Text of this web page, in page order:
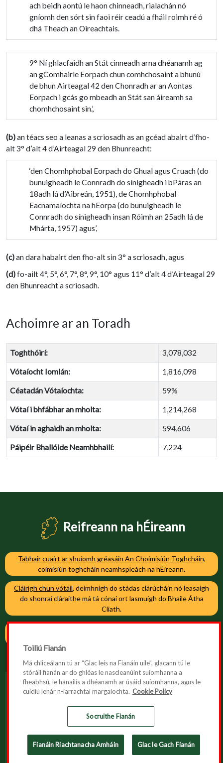
ach beidh aontú le haon chinneadh, rialachán nó
gníomh den sórt sin faoi réir ceadú a fháil roimh ré ó
dhá Theach an Oireachtais.
9° Ní ghlacfaidh an Stát cinneadh arna dhéanamh ag
an gComhairle Eorpach chun comhchosaint a bhunú
de bhun Airteagal 42 den Chonradh ar an Aontas
Eorpach i gcás go mbeadh an Stát san áireamh sa
chomhchosaint sin.’,
(b)an téacs seo a leanas a scriosadh as an gcéad abairt d’fho-
alt 3° d’alt 4 d’Airteagal 29 den Bhunreacht:
‘den Chomhphobal Eorpach do Ghual agus Cruach (do
bunuigheadh le Connradh do sínigheadh i bPáras an
18adh lá d’Aibreán, 1951), de Chomhphobal
Eacnamaíochta na hEorpa (do bunuigheadh le
Connradh do sínigheadh insan Róimh an 25adh lá de
Mhárta, 1957) agus’,
(c)an dara habairt den fho-alt sin 3° a scriosadh, agus
(d)fo-ailt 4°, 5°, 6°, 7°, 8°, 9°, 10° agus 11° d’alt 4 d’Airteagal 29
den Bhunreacht a scriosadh.
Achoimre ar an Toradh
Toghthóirí: 3,078,032
Vótaíocht Iomlán: 1,816,098
Céatadán Vótaíochta: 59%
Vótaí i bhfábhar an mholta: 1,214,268
Vótaí in aghaidh an mholta: 594,606
Páipéir Bhallóide Neamhbhailí: 7,224
Reifreann na hÉireann
Tabhair cuairt ar shuíomh gréasáin An Choimisiún Toghcháin,
coimisiún toghcháin neamhspleách na hÉireann.
Cláirigh chun vótáil, deimhnigh do stádas clárúcháin nó leasaigh
do shonraí cláraithe má tá cónaí ort lasmuigh do Bhaile Átha
Cliath.
Inrochtaineacht
Polasaí maidir le Fianáin
Polasaí Príobháideachais
Toiliú Fianán
Má chliceálann tú ar “Glac leis na Fianáin uile”, glacann tú le
stóráil fianán ar do ghléas le nascleanúint suíomhanna a
fheabhsú, le hanailís a dhéanamh ar úsáid suíomhanna, agus le
cuidiú lenár n-iarrachtaí margaíochta. Cookie Policy
Socruithe Fianán
Fianáin Riachtanacha Amháin Glac le Gach Fianán